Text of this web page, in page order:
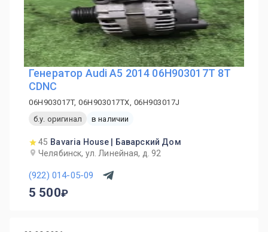
Генератор Audi A5 2014 06H903017T 8T
CDNC
06H903017T, 06H903017TX, 06H903017J
б.у. оригинал
в наличии
45 Bavaria House | Баварский Дом
Челябинск, ул. Линейная, д. 92
(922) 014-05-09
5 500